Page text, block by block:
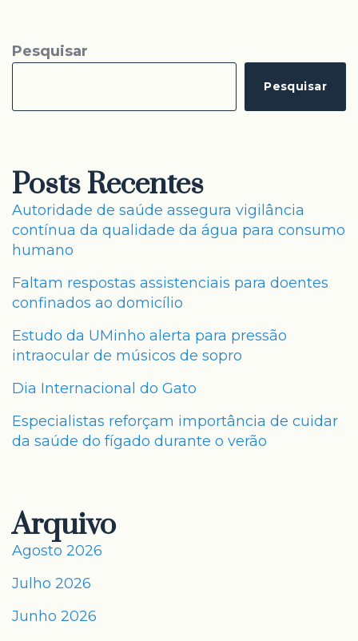
Pesquisar
Pesquisar
Posts Recentes
Autoridade de saúde assegura vigilância
contínua da qualidade da água para consumo
humano
Faltam respostas assistenciais para doentes
confinados ao domicílio
Estudo da UMinho alerta para pressão
intraocular de músicos de sopro
Dia Internacional do Gato
Especialistas reforçam importância de cuidar
da saúde do fígado durante o verão
Arquivo
Agosto 2026
Julho 2026
Junho 2026